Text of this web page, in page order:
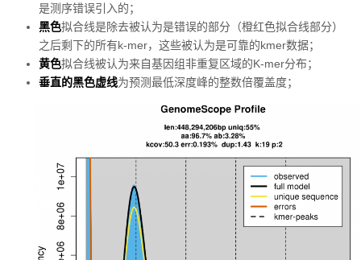
是测序错误引入的；
黑色拟合线是除去被认为是错误的部分（橙红色拟合线部分）
之后剩下的所有k-mer，这些被认为是可靠的kmer数据；
黄色拟合线被认为来自基因组非重复区域的K-mer分布；
垂直的黑色虚线为预测最低深度峰的整数倍覆盖度；